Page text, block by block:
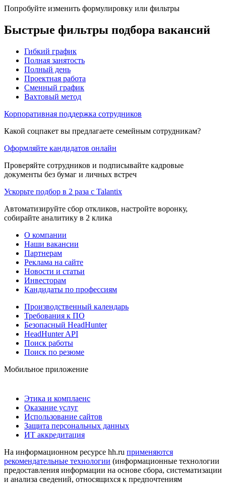
Попробуйте изменить формулировку или фильтры
Быстрые фильтры подбора вакансий
Гибкий график
Полная занятость
Полный день
Проектная работа
Сменный график
Вахтовый метод
Корпоративная поддержка сотрудников
Какой соцпакет вы предлагаете семейным сотрудникам?
Оформляйте кандидатов онлайн
Проверяйте сотрудников и подписывайте кадровые
документы без бумаг и личных встреч
Ускорьте подбор в 2 раза с Talantix
Автоматизируйте сбор откликов, настройте воронку,
собирайте аналитику в 2 клика
О компании
Наши вакансии
Партнерам
Реклама на сайте
Новости и статьи
Инвесторам
Кандидаты по профессиям
Производственный календарь
Требования к ПО
Безопасный HeadHunter
HeadHunter API
Поиск работы
Поиск по резюме
Мобильное приложение
Этика и комплаенс
Оказание услуг
Использование сайтов
Защита персональных данных
ИТ аккредитация
На информационном ресурсе hh.ru применяются
рекомендательные технологии (информационные технологии
предоставления информации на основе сбора, систематизации
и анализа сведений, относящихся к предпочтениям